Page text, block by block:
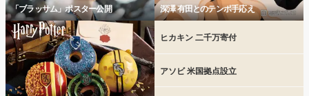
「ブラッサム」ポスター公開 深澤 有田とのテンポ手応え
ヒカキン 二千万寄付
アソビ 米国拠点設立